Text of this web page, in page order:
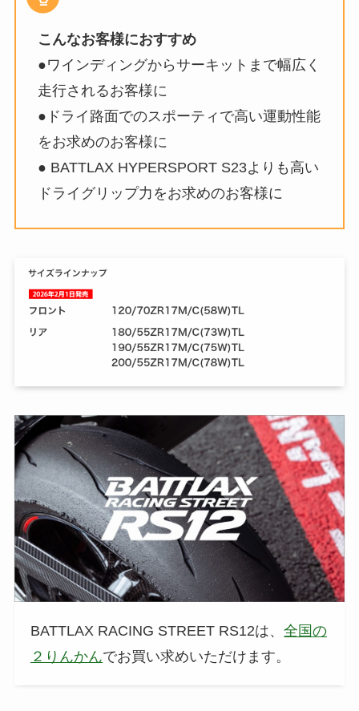
こんなお客様におすすめ
●ワインディングからサーキットまで幅広く
走行されるお客様に
●ドライ路面でのスポーティで高い運動性能
をお求めのお客様に
● BATTLAX HYPERSPORT S23よりも高い
ドライグリップ力をお求めのお客様に
BATTLAX RACING STREET RS12は、全国の
２りんかんでお買い求めいただけます。